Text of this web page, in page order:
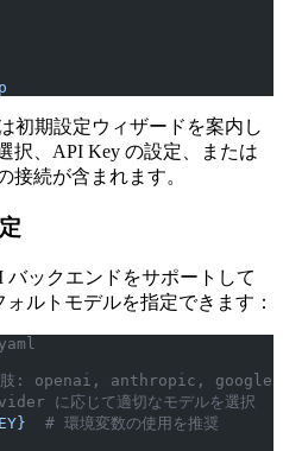
初期設定ウィザードを案内し
択、API Key の設定、または
接続が含まれます。
バックエンドをサポートして
ルトモデルを指定できます：
肢: openai, anthropic,
に応じて適切なモデルを選択
  # 環境変数の使用を推奨